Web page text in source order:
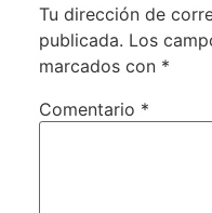
Tu dirección de
publicada. Los
marcados con *
Comentario *